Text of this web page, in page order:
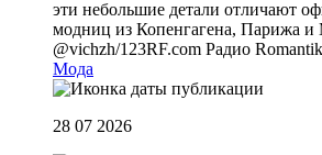
эти небольшие детали отличают
модниц из Копенгагена, Парижа
@vichzh/123RF.com Радио
Мода
28 07 2026